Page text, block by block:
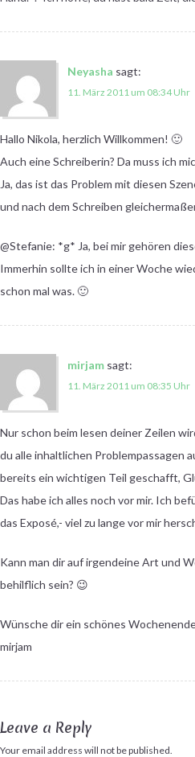
Neyasha sagt:
11. März 2011 um 08:34 Uhr
Hallo Nikola, herzlich Willkommen! 🙂
Auch eine Schreiberin? Da muss ich
Ja, das ist das Problem mit diesen
und nach dem Schreiben
@Stefanie: *g* Ja, bei mir gehören
Immerhin sollte ich in einer Woche
schon mal was. 🙂
mirjam sagt:
11. März 2011 um 08:35 Uhr
Nur schon beim lesen deiner Zeilen
du alle inhaltlichen Problempassagen
bereits ein wichtigen Teil geschafft,
Das habe ich alles noch vor mir. Ich
das Exposé,- viel zu lange vor mir
Kann man dir auf irgendeine Art und
behilflich sein? 😉
Wünsche dir ein schönes
mirjam
Leave a Reply
Your email address will not be published.